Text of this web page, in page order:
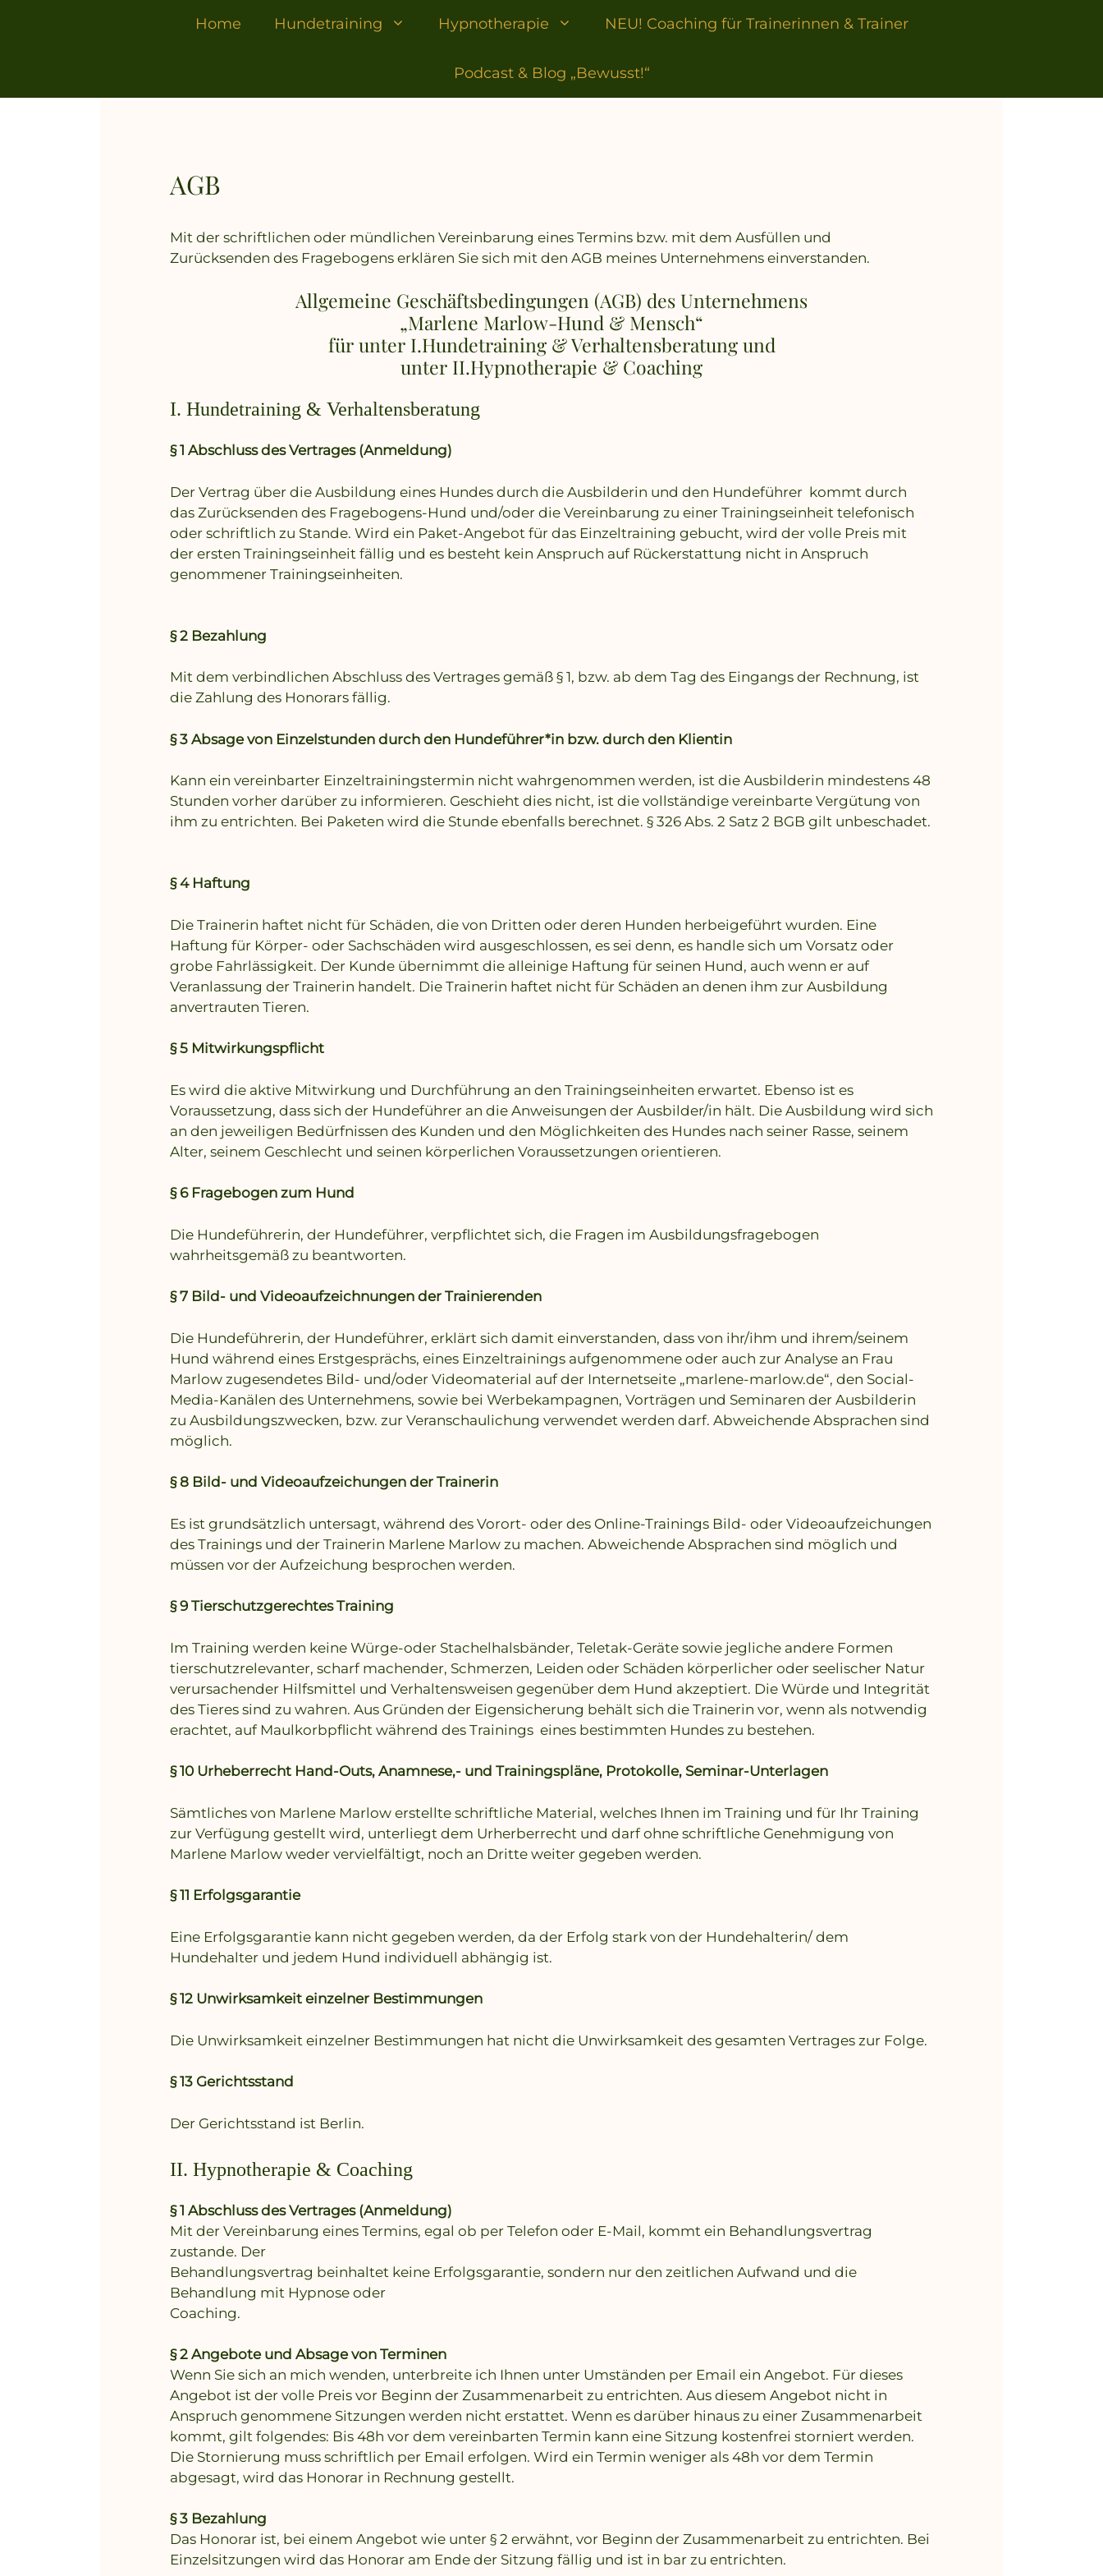
Home Hundetraining Hypnotherapie NEU! Coaching für Trainerinnen & Trainer
Podcast & Blog „Bewusst!“
AGB
Mit der schriftlichen oder mündlichen Vereinbarung eines Termins bzw. mit dem Ausfüllen und
Zurücksenden des Fragebogens erklären Sie sich mit den AGB meines Unternehmens einverstanden.
Allgemeine Geschäftsbedingungen (AGB) des Unternehmens
„Marlene Marlow-Hund & Mensch“
für unter I.Hundetraining & Verhaltensberatung und
unter II.Hypnotherapie & Coaching
I. Hundetraining & Verhaltensberatung
§ 1 Abschluss des Vertrages (Anmeldung)
Der Vertrag über die Ausbildung eines Hundes durch die Ausbilderin und den Hundeführer kommt durch
das Zurücksenden des Fragebogens-Hund und/oder die Vereinbarung zu einer Trainingseinheit telefonisch
oder schriftlich zu Stande. Wird ein Paket-Angebot für das Einzeltraining gebucht, wird der volle Preis mit
der ersten Trainingseinheit fällig und es besteht kein Anspruch auf Rückerstattung nicht in Anspruch
genommener Trainingseinheiten.
§ 2 Bezahlung
Mit dem verbindlichen Abschluss des Vertrages gemäß § 1, bzw. ab dem Tag des Eingangs der Rechnung, ist
die Zahlung des Honorars fällig.
§ 3 Absage von Einzelstunden durch den Hundeführer*in bzw. durch den Klientin
Kann ein vereinbarter Einzeltrainingstermin nicht wahrgenommen werden, ist die Ausbilderin mindestens 48
Stunden vorher darüber zu informieren. Geschieht dies nicht, ist die vollständige vereinbarte Vergütung von
ihm zu entrichten. Bei Paketen wird die Stunde ebenfalls berechnet. § 326 Abs. 2 Satz 2 BGB gilt unbeschadet.
§ 4 Haftung
Die Trainerin haftet nicht für Schäden, die von Dritten oder deren Hunden herbeigeführt wurden. Eine
Haftung für Körper- oder Sachschäden wird ausgeschlossen, es sei denn, es handle sich um Vorsatz oder
grobe Fahrlässigkeit. Der Kunde übernimmt die alleinige Haftung für seinen Hund, auch wenn er auf
Veranlassung der Trainerin handelt. Die Trainerin haftet nicht für Schäden an denen ihm zur Ausbildung
anvertrauten Tieren.
§ 5 Mitwirkungspflicht
Es wird die aktive Mitwirkung und Durchführung an den Trainingseinheiten erwartet. Ebenso ist es
Voraussetzung, dass sich der Hundeführer an die Anweisungen der Ausbilder/in hält. Die Ausbildung wird sich
an den jeweiligen Bedürfnissen des Kunden und den Möglichkeiten des Hundes nach seiner Rasse, seinem
Alter, seinem Geschlecht und seinen körperlichen Voraussetzungen orientieren.
§ 6 Fragebogen zum Hund
Die Hundeführerin, der Hundeführer, verpflichtet sich, die Fragen im Ausbildungsfragebogen
wahrheitsgemäß zu beantworten.
§ 7 Bild- und Videoaufzeichnungen der Trainierenden
Die Hundeführerin, der Hundeführer, erklärt sich damit einverstanden, dass von ihr/ihm und ihrem/seinem
Hund während eines Erstgesprächs, eines Einzeltrainings aufgenommene oder auch zur Analyse an Frau
Marlow zugesendetes Bild- und/oder Videomaterial auf der Internetseite „marlene-marlow.de“, den Social-
Media-Kanälen des Unternehmens, sowie bei Werbekampagnen, Vorträgen und Seminaren der Ausbilderin
zu Ausbildungszwecken, bzw. zur Veranschaulichung verwendet werden darf. Abweichende Absprachen sind
möglich.
§ 8 Bild- und Videoaufzeichungen der Trainerin
Es ist grundsätzlich untersagt, während des Vorort- oder des Online-Trainings Bild- oder Videoaufzeichungen
des Trainings und der Trainerin Marlene Marlow zu machen. Abweichende Absprachen sind möglich und
müssen vor der Aufzeichung besprochen werden.
§ 9 Tierschutzgerechtes Training
Im Training werden keine Würge-oder Stachelhalsbänder, Teletak-Geräte sowie jegliche andere Formen
tierschutzrelevanter, scharf machender, Schmerzen, Leiden oder Schäden körperlicher oder seelischer Natur
verursachender Hilfsmittel und Verhaltensweisen gegenüber dem Hund akzeptiert. Die Würde und Integrität
des Tieres sind zu wahren. Aus Gründen der Eigensicherung behält sich die Trainerin vor, wenn als notwendig
erachtet, auf Maulkorbpflicht während des Trainings eines bestimmten Hundes zu bestehen.
§ 10 Urheberrecht Hand-Outs, Anamnese,- und Trainingspläne, Protokolle, Seminar-Unterlagen
Sämtliches von Marlene Marlow erstellte schriftliche Material, welches Ihnen im Training und für Ihr Training
zur Verfügung gestellt wird, unterliegt dem Urherberrecht und darf ohne schriftliche Genehmigung von
Marlene Marlow weder vervielfältigt, noch an Dritte weiter gegeben werden.
§ 11 Erfolgsgarantie
Eine Erfolgsgarantie kann nicht gegeben werden, da der Erfolg stark von der Hundehalterin/ dem
Hundehalter und jedem Hund individuell abhängig ist.
§ 12 Unwirksamkeit einzelner Bestimmungen
Die Unwirksamkeit einzelner Bestimmungen hat nicht die Unwirksamkeit des gesamten Vertrages zur Folge.
§ 13 Gerichtsstand
Der Gerichtsstand ist Berlin.
II. Hypnotherapie & Coaching
§ 1 Abschluss des Vertrages (Anmeldung)
Mit der Vereinbarung eines Termins, egal ob per Telefon oder E-Mail, kommt ein Behandlungsvertrag
zustande. Der
Behandlungsvertrag beinhaltet keine Erfolgsgarantie, sondern nur den zeitlichen Aufwand und die
Behandlung mit Hypnose oder
Coaching.
§ 2 Angebote und Absage von Terminen
Wenn Sie sich an mich wenden, unterbreite ich Ihnen unter Umständen per Email ein Angebot. Für dieses
Angebot ist der volle Preis vor Beginn der Zusammenarbeit zu entrichten. Aus diesem Angebot nicht in
Anspruch genommene Sitzungen werden nicht erstattet. Wenn es darüber hinaus zu einer Zusammenarbeit
kommt, gilt folgendes: Bis 48h vor dem vereinbarten Termin kann eine Sitzung kostenfrei storniert werden.
Die Stornierung muss schriftlich per Email erfolgen. Wird ein Termin weniger als 48h vor dem Termin
abgesagt, wird das Honorar in Rechnung gestellt.
§ 3 Bezahlung
Das Honorar ist, bei einem Angebot wie unter § 2 erwähnt, vor Beginn der Zusammenarbeit zu entrichten. Bei
Einzelsitzungen wird das Honorar am Ende der Sitzung fällig und ist in bar zu entrichten.